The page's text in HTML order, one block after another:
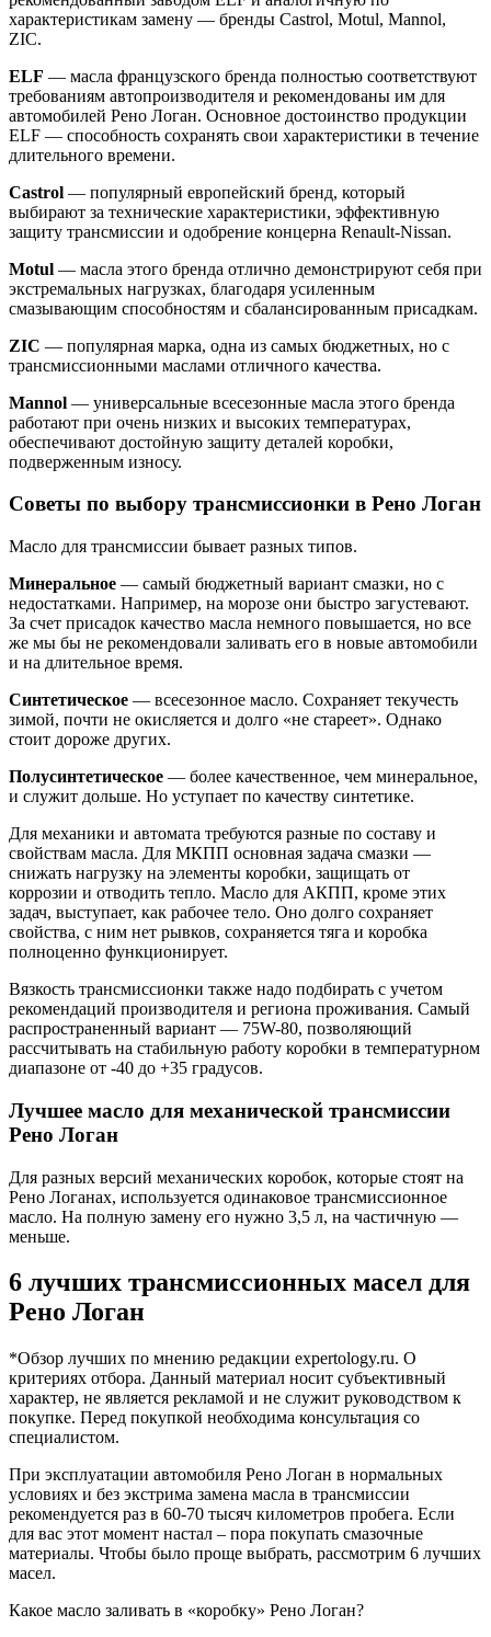
характеристикам замену — бренды Castrol, Motul, Mannol,
ZIC.
ELF — масла французского бренда полностью соответствуют
требованиям автопроизводителя и рекомендованы им для
автомобилей Рено Логан. Основное достоинство продукции
ELF — способность сохранять свои характеристики в течение
длительного времени.
Castrol — популярный европейский бренд, который
выбирают за технические характеристики, эффективную
защиту трансмиссии и одобрение концерна Renault-Nissan.
Motul — масла этого бренда отлично демонстрируют себя при
экстремальных нагрузках, благодаря усиленным
смазывающим способностям и сбалансированным присадкам.
ZIC — популярная марка, одна из самых бюджетных, но с
трансмиссионными маслами отличного качества.
Mannol — универсальные всесезонные масла этого бренда
работают при очень низких и высоких температурах,
обеспечивают достойную защиту деталей коробки,
подверженным износу.
Советы по выбору трансмиссионки в Рено Логан
Масло для трансмиссии бывает разных типов.
Минеральное — самый бюджетный вариант смазки, но с
недостатками. Например, на морозе они быстро загустевают.
За счет присадок качество масла немного повышается, но все
же мы бы не рекомендовали заливать его в новые автомобили
и на длительное время.
Синтетическое — всесезонное масло. Сохраняет текучесть
зимой, почти не окисляется и долго «не стареет». Однако
стоит дороже других.
Полусинтетическое — более качественное, чем минеральное,
и служит дольше. Но уступает по качеству синтетике.
Для механики и автомата требуются разные по составу и
свойствам масла. Для МКПП основная задача смазки —
снижать нагрузку на элементы коробки, защищать от
коррозии и отводить тепло. Масло для АКПП, кроме этих
задач, выступает, как рабочее тело. Оно долго сохраняет
свойства, с ним нет рывков, сохраняется тяга и коробка
полноценно функционирует.
Вязкость трансмиссионки также надо подбирать с учетом
рекомендаций производителя и региона проживания. Самый
распространенный вариант — 75W-80, позволяющий
рассчитывать на стабильную работу коробки в температурном
диапазоне от -40 до +35 градусов.
Лучшее масло для механической трансмиссии
Рено Логан
Для разных версий механических коробок, которые стоят на
Рено Логанах, используется одинаковое трансмиссионное
масло. На полную замену его нужно 3,5 л, на частичную —
меньше.
6 лучших трансмиссионных масел для
Рено Логан
*Обзор лучших по мнению редакции expertology.ru. О
критериях отбора. Данный материал носит субъективный
характер, не является рекламой и не служит руководством к
покупке. Перед покупкой необходима консультация со
специалистом.
При эксплуатации автомобиля Рено Логан в нормальных
условиях и без экстрима замена масла в трансмиссии
рекомендуется раз в 60-70 тысяч километров пробега. Если
для вас этот момент настал – пора покупать смазочные
материалы. Чтобы было проще выбрать, рассмотрим 6 лучших
масел.
Какое масло заливать в «коробку» Рено Логан?